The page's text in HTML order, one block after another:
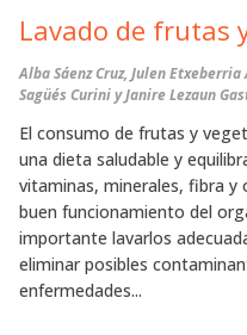
Lavado de frutas
Alba Sáenz Cruz, Julen
Sagüés Curini y Janire Lezaun
El consumo de frutas y
una dieta saludable y
vitaminas, minerales, fibra y
buen funcionamiento del
importante lavarlos
eliminar posibles
enfermedades...